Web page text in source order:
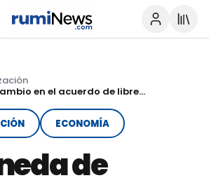
La moneda de cambio en el acuerdo de libre comercio con Nueva Zelanda
ECONOMÍA
de